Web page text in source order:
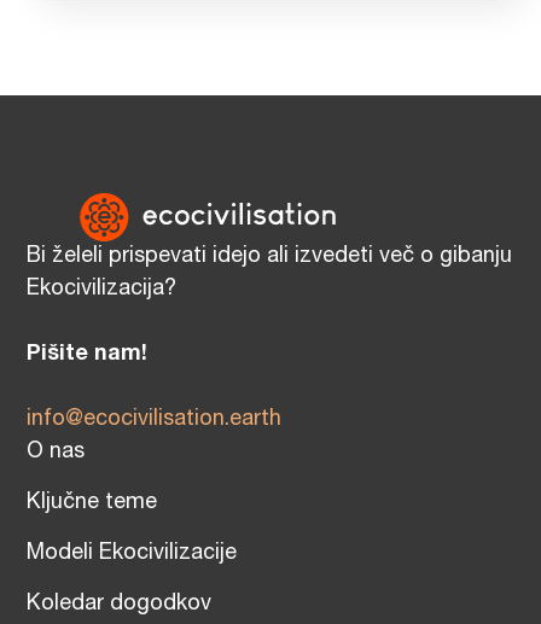
Bi želeli prispevati idejo ali izvedeti več o gibanju
Ekocivilizacija?
Pišite nam!
info@ecocivilisation.earth
O nas
Ključne teme
Modeli Ekocivilizacije
Koledar dogodkov